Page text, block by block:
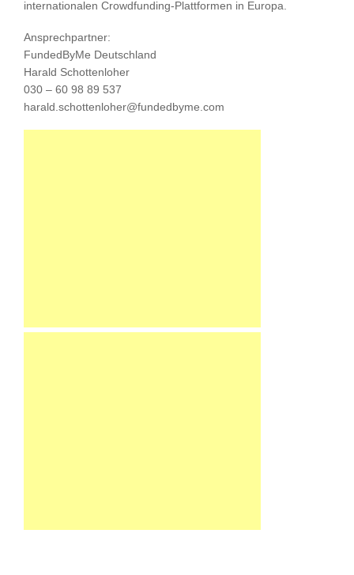
internationalen Crowdfunding-Plattformen in Europa.
Ansprechpartner:
FundedByMe Deutschland
Harald Schottenloher
030 – 60 98 89 537
harald.schottenloher@fundedbyme.com